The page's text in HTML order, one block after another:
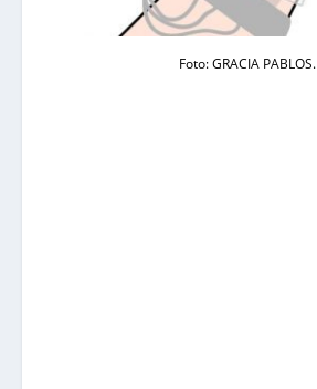
Foto: GRACIA PABLOS.